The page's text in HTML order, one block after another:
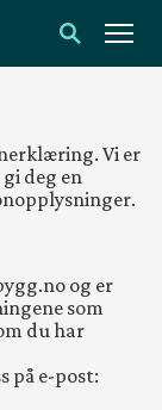
oss
Vi er
deg en
og er
som
du har
på e-post: